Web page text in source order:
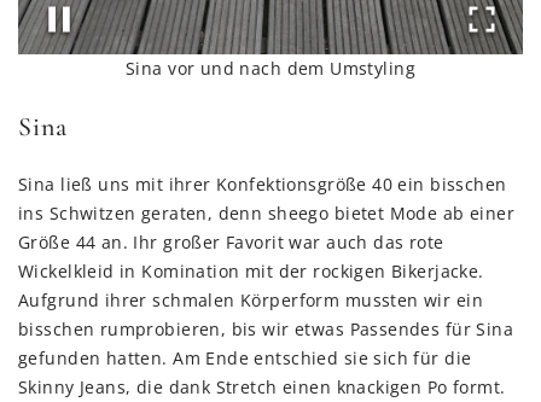
Sina vor und nach dem Umstyling
Sina
Sina ließ uns mit ihrer Konfektionsgröße 40 ein bisschen
ins Schwitzen geraten, denn sheego bietet Mode ab einer
Größe 44 an. Ihr großer Favorit war auch das rote
Wickelkleid in Komination mit der rockigen Bikerjacke.
Aufgrund ihrer schmalen Körperform mussten wir ein
bisschen rumprobieren, bis wir etwas Passendes für Sina
gefunden hatten. Am Ende entschied sie sich für die
Skinny Jeans, die dank Stretch einen knackigen Po formt.